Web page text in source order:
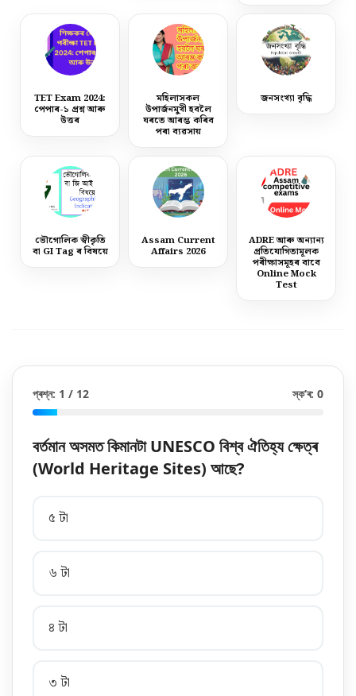
TET Exam 2024:
পেপাৰ-১ প্ৰশ্ন আৰু
উত্তৰ
মহিলাসকল
উপাৰ্জনমুখী হবলৈ
ঘৰতে আৰম্ভ কৰিব
পৰা ব্যৱসায়
জনসংখ্যা বৃদ্ধি
ভৌগোলিক স্বীকৃতি
বা GI Tag ৰ বিষয়ে
Assam Current
Affairs 2026
ADRE আৰু অন্যান্য
প্ৰতিযোগিতামূলক
পৰীক্ষাসমূহৰ বাবে
Online Mock
Test
প্ৰশ্ন: 1 / 12 স্ক’ৰ: 0
বৰ্তমান অসমত কিমানটা UNESCO বিশ্ব ঐতিহ্য ক্ষেত্ৰ
(World Heritage Sites) আছে?
৫ টা
৬ টা
৪ টা
৩ টা